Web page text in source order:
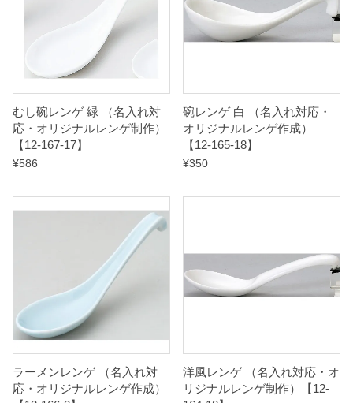
むし碗レンゲ 緑 （名入れ対
応・オリジナルレンゲ制作）
【12-167-17】
¥586
碗レンゲ 白 （名入れ対応・
オリジナルレンゲ作成）
【12-165-18】
¥350
ラーメンレンゲ （名入れ対
応・オリジナルレンゲ作成）
洋風レンゲ （名入れ対応・オ
リジナルレンゲ制作）【12-